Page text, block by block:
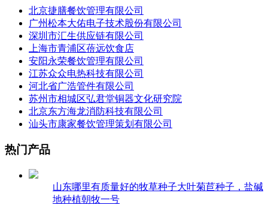
北京捷膳餐饮管理有限公司
广州松本大佑电子技术股份有限公司
深圳市汇生供应链有限公司
上海市青浦区蓓远饮食店
安阳永荣餐饮管理有限公司
江苏众众电热科技有限公司
河北省广浩管件有限公司
苏州市相城区弘君堂铜器文化研究院
北京东方海龙消防科技有限公司
汕头市康家餐饮管理策划有限公司
热门产品
山东哪里有质量好的牧草种子大叶菊苣种子，盐碱
地种植朝牧一号